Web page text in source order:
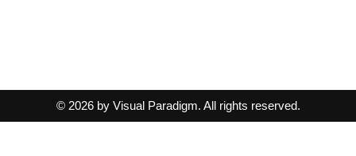
© 2026 by Visual Paradigm. All rights reserved.